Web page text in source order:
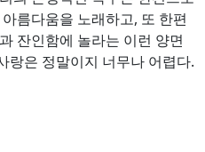
름다움을 노래하고, 또 한편
잔인함에 놀라는 이런 양면
랑은 정말이지 너무나 어렵다.